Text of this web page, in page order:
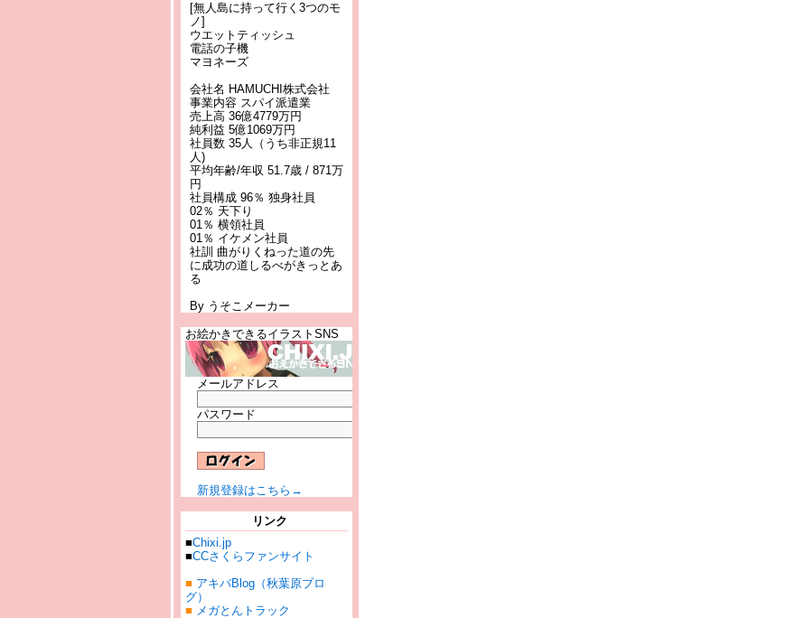
[無人島に持って行く3つのモ
ノ]
ウエットティッシュ
電話の子機
マヨネーズ
会社名 HAMUCHI株式会社
事業内容 スパイ派遣業
売上高 36億4779万円
純利益 5億1069万円
社員数 35人（うち非正規11
人)
平均年齢/年収 51.7歳 / 871万
円
社員構成 96％ 独身社員
02％ 天下り
01％ 横領社員
01％ イケメン社員
社訓 曲がりくねった道の先
に成功の道しるべがきっとあ
る
By うそこメーカー
お絵かきできるイラストSNS
メールアドレス
パスワード
新規登録はこちら→
リンク
■Chixi.jp
■CCさくらファンサイト
■ アキバBlog（秋葉原ブロ
グ）
■ メガとんトラック